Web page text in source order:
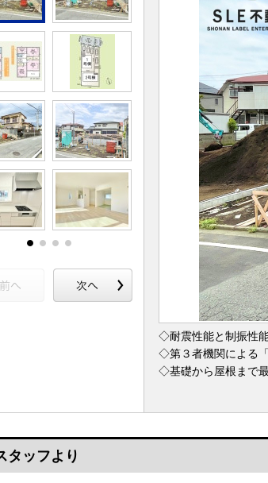
◇耐震性能と制振性
◇第３者機関による
◇基礎から屋根まで
タッフより